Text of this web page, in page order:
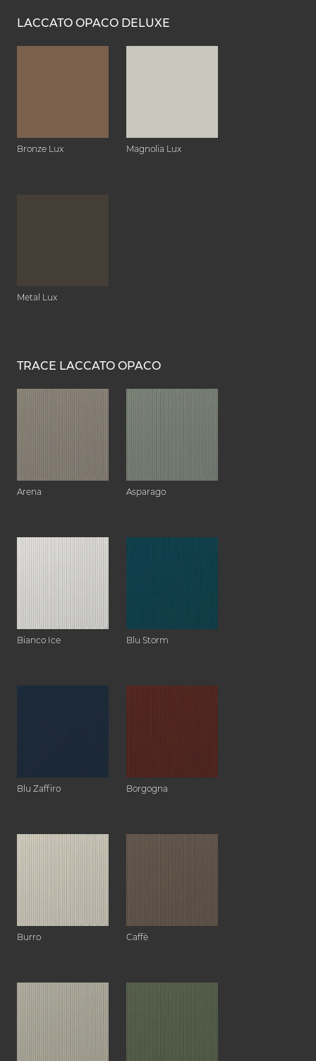
LACCATO OPACO DELUXE
Bronze Lux Magnolia Lux
Metal Lux
TRACE LACCATO OPACO
Arena Asparago
Bianco Ice Blu Storm
Blu Zaffiro Borgogna
Burro Caffè